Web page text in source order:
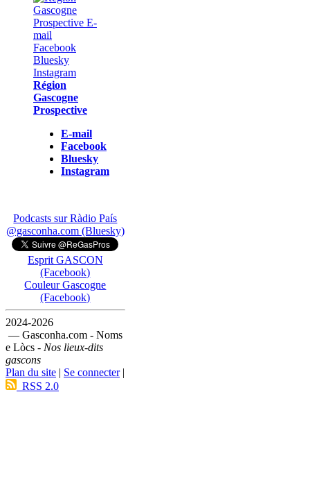
Région
Gascogne
Prospective
E-mail
Facebook
Bluesky
Instagram
Podcasts sur Ràdio País
@gasconha.com (Bluesky)
Esprit GASCON
(Facebook)
Couleur Gascogne
(Facebook)
2024-2026
— Gasconha.com - Noms
e Lòcs - Nos lieux-dits
gascons
Plan du site | Se connecter|
RSS 2.0